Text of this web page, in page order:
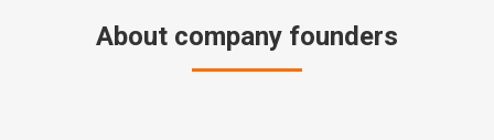
About company founders